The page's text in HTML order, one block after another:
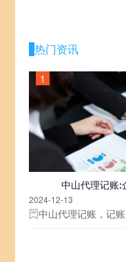
热门资讯
1
中山代理记账:
2024-12-13
中山代理记账，记账